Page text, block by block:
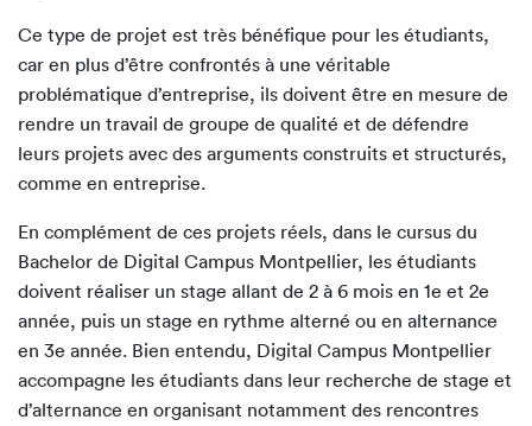
Ce type de projet est très bénéfique pour les étudiants,
car en plus d’être confrontés à une véritable
problématique d’entreprise, ils doivent être en mesure de
rendre un travail de groupe de qualité et de défendre
leurs projets avec des arguments construits et structurés,
comme en entreprise.
En complément de ces projets réels, dans le cursus du
Bachelor de Digital Campus Montpellier, les étudiants
doivent réaliser un stage allant de 2 à 6 mois en 1e et 2e
année, puis un stage en rythme alterné ou en alternance
en 3e année. Bien entendu, Digital Campus Montpellier
accompagne les étudiants dans leur recherche de stage et
d’alternance en organisant notamment des rencontres